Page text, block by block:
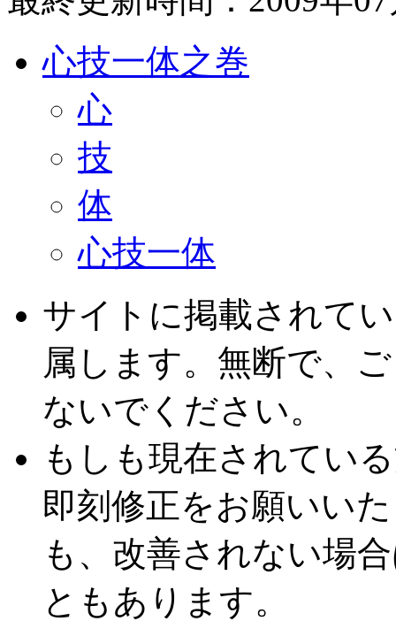
心技一体之巻
心
技
体
心技一体
サイトに掲載されて
属します。無断で、
ないでください。
もしも現在されてい
即刻修正をお願いい
も、改善されない場
ともあります。